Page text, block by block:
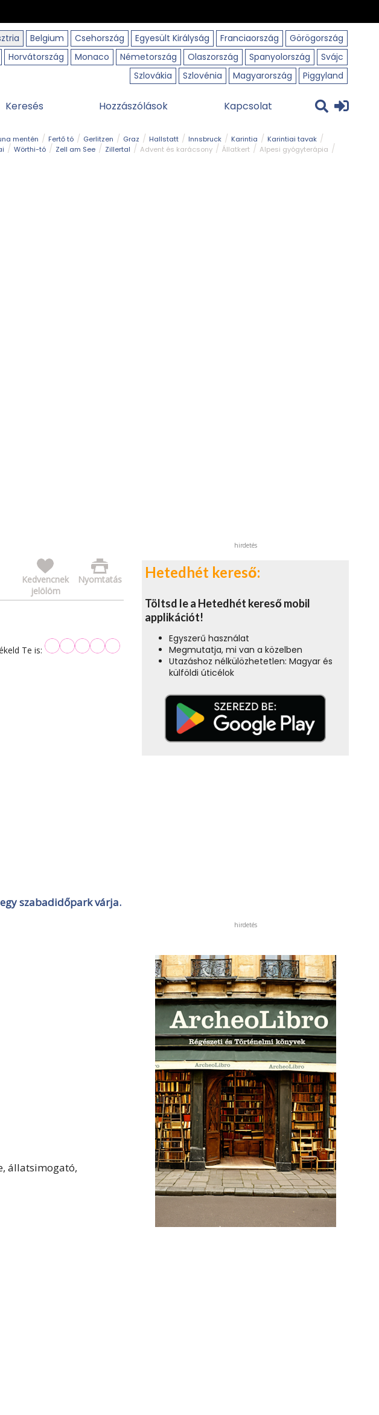
Belgium Csehország Egyesült Királyság Franciaország
Görögország
Horvátország Monaco Németország Olaszország Spanyolország
Svájc
Szlovákia
Szlovénia Magyarország Piggyland
Keresés Hozzászólások Kapcsolat
mentén Fertő tó Gerlitzen Graz Hallstatt Innsbruck Karintia
Karintiai tavak
Wörthi-tó Zell am See Zillertal Advent és karácsony Állatkert
Alpesi gyógyterápia
Nyomtatás
Kedvencnek
jelölöm
Te is:
szabadidőpark várja.
állatsimogató,
hirdetés
Hetedhét kereső:
Töltsd le a Hetedhét kereső mobil
applikációt!
Egyszerű használat
Megmutatja, mi van a közelben
Utazáshoz nélkülözhetetlen: Magyar és
külföldi úticélok
hirdetés